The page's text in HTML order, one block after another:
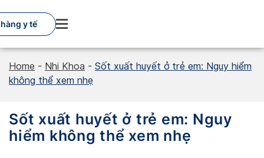
to
content
y tế
Home - Nhi Khoa - Sốt xuất huyết ở trẻ em: Nguy hiểm
không thể xem nhẹ
Sốt xuất huyết ở trẻ em: Nguy
hiểm không thể xem nhẹ